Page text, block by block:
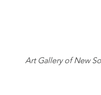
Art Gallery of New